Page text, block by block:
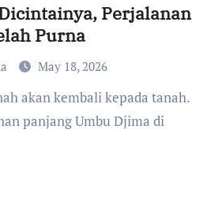
Perjalanan
Purna
May 18, 2026
panjang Umbu Djima di